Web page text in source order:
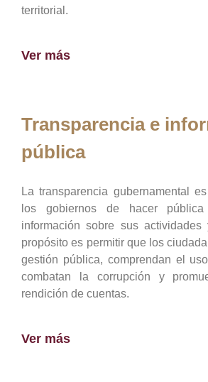
territorial.
Ver más
Transparencia e
pública
La transparencia gubernamental
los gobiernos de hacer
información sobre sus
propósito es permitir que los
gestión pública, comprendan el
combatan la corrupción y
rendición de cuentas.
Ver más